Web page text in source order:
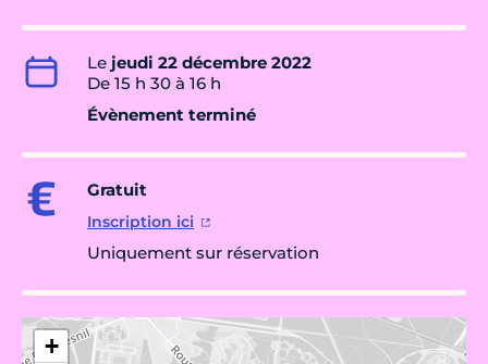
Le jeudi 22 décembre 2022
De 15 h 30 à 16 h
Évènement terminé
Gratuit
Inscription ici
Uniquement sur réservation
+